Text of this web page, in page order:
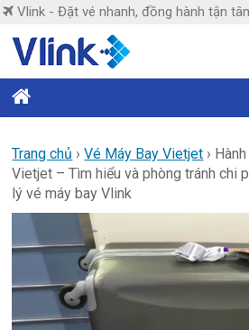
Skip
content
Vlink - Đặt vé nhanh, đồng hành tận
Vlink
nhanh,
đồng
hành
tận
tâm
Trang chủ ›Vé Máy Bay Vietjet ›
Vietjet – Tìm hiểu và phòng tránh chi
lý vé máy bay Vlink